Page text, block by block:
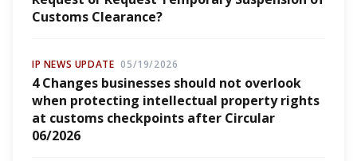
Customs Clearance?
IP NEWS UPDATE 05/19/2026
4 Changes businesses should not overlook
when protecting intellectual property rights
at customs checkpoints after Circular
06/2026